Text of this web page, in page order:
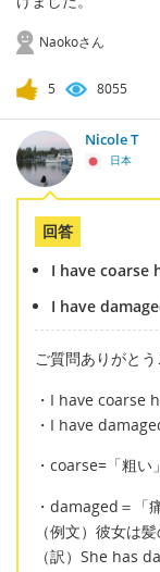
Naokoさん
5 8055
Nicole T
日本
回答
I have coarse
I have
ご質問ありがとう
・I have coarse
・I have
・coarse=「粗い」
・damaged＝「
（例文）彼女は
（訳）She has